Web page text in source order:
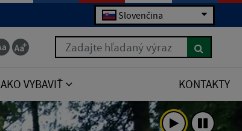
Slovenčina
Zadajte hľadaný výraz
AKO VYBAVIŤ KONTAKTY